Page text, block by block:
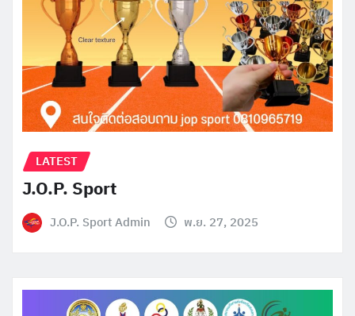
LATEST
J.O.P. Sport
J.O.P. Sport Admin พ.ย. 27, 2025